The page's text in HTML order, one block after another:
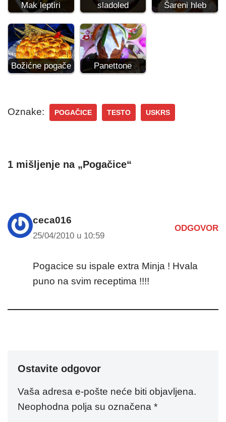
Mak leptiri
sladoled
Šareni hleb
Božićne pogače Panettone
Oznake: POGAČICE TESTO USKRS
1 mišljenje na „Pogačice“
ceca016
25/04/2010 u 10:59
ODGOVOR
Pogacice su ispale extra Minja ! Hvala
puno na svim receptima !!!!
Ostavite odgovor
Vaša adresa e-pošte neće biti objavljena.
Neophodna polja su označena *